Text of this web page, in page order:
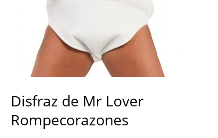
Disfraz de Mr Lover
Rompecorazones